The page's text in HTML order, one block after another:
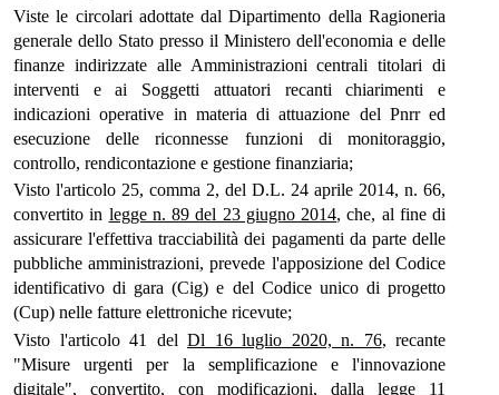
Viste le circolari adottate dal Dipartimento della Ragioneria
generale dello Stato presso il Ministero dell'economia e delle
finanze indirizzate alle Amministrazioni centrali titolari di
interventi e ai Soggetti attuatori recanti chiarimenti e
indicazioni operative in materia di attuazione del Pnrr ed
esecuzione delle riconnesse funzioni di monitoraggio,
controllo, rendicontazione e gestione finanziaria;
Visto l'articolo 25, comma 2, del D.L. 24 aprile 2014, n. 66,
convertito in legge n. 89 del 23 giugno 2014, che, al fine di
assicurare l'effettiva tracciabilità dei pagamenti da parte delle
pubbliche amministrazioni, prevede l'apposizione del Codice
identificativo di gara (Cig) e del Codice unico di progetto
(Cup) nelle fatture elettroniche ricevute;
Visto l'articolo 41 del Dl 16 luglio 2020, n. 76, recante
"Misure urgenti per la semplificazione e l'innovazione
digitale", convertito, con modificazioni, dalla legge 11